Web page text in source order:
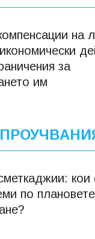
на
за
им
кои
по